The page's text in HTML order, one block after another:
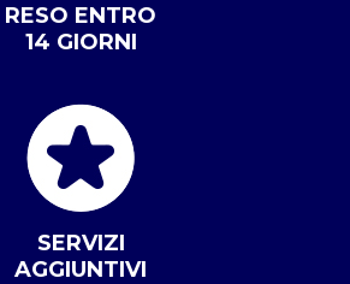
RESO ENTRO
14 GIORNI
SERVIZI
AGGIUNTIVI